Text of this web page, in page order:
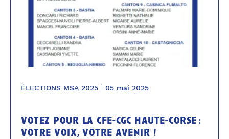
ÉLECTIONS MSA 2025 05 mai 2025
votez pour la cfe-cgc haute-corse :
votre voix, votre avenir !